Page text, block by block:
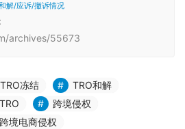
解/应诉/撤诉情况
archives/55673
TRO冻结
TRO和解
跨境侵权
跨境电商侵权